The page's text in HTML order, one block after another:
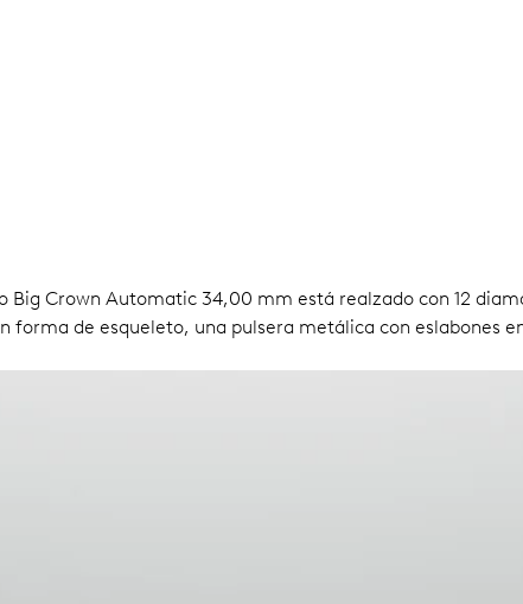
Big Crown Automatic 34,00 mm está realzado con 12
forma de esqueleto, una pulsera metálica con eslabones